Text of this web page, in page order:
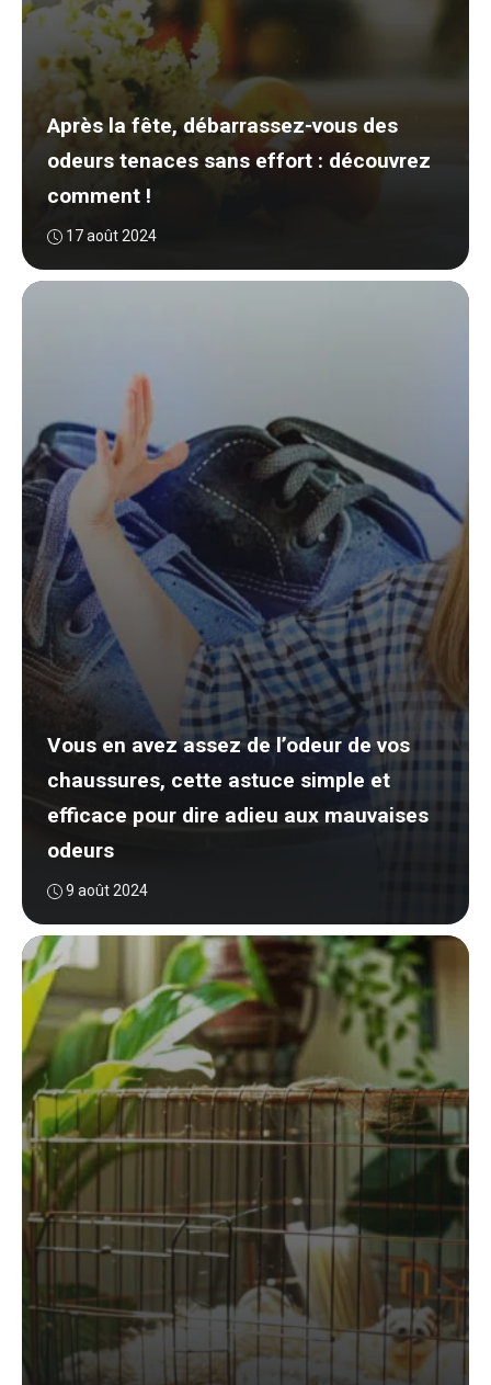
Après la fête, débarrassez-vous des
odeurs tenaces sans effort : découvrez
comment !
17 août 2024
Vous en avez assez de l’odeur de vos
chaussures, cette astuce simple et
efficace pour dire adieu aux mauvaises
odeurs
9 août 2024